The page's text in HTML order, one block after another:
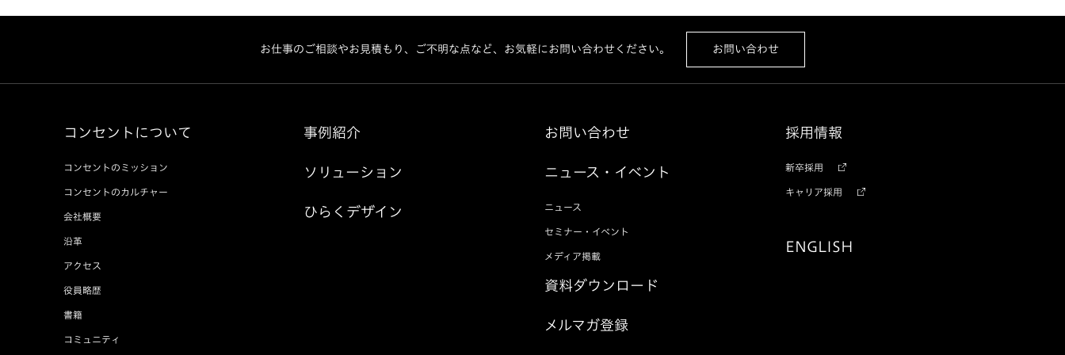
お仕事のご相談やお見積もり、ご不明な点など、お気軽にお問い合わせください。 お問い合わせ
コンセントについて
コンセントのミッション
コンセントのカルチャー
会社概要
沿革
アクセス
役員略歴
書籍
コミュニティ
事例紹介
ソリューション
ひらくデザイン
お問い合わせ
ニュース・イベント
ニュース
セミナー・イベント
メディア掲載
資料ダウンロード
メルマガ登録
採用情報
新卒採用
キャリア採用
ENGLISH